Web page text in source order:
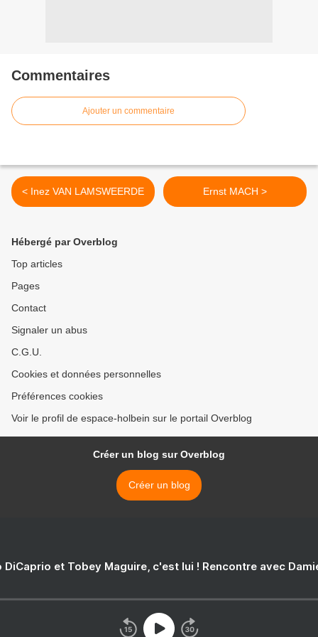
Commentaires
Ajouter un commentaire
< Inez VAN LAMSWEERDE Ernst MACH >
Hébergé par Overblog
Top articles
Pages
Contact
Signaler un abus
C.G.U.
Cookies et données personnelles
Préférences cookies
Voir le profil de espace-holbein sur le portail Overblog
Créer un blog sur Overblog
Créer un blog
DiCaprio et Tobey Maguire, c'est lui ! Rencontre avec